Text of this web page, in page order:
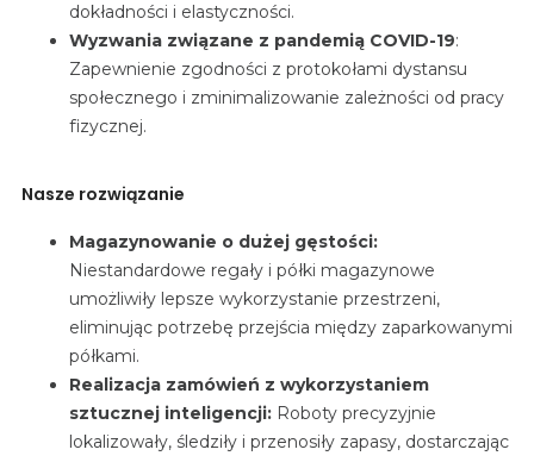
dokładności i elastyczności.
Wyzwania związane z pandemią COVID-19:
Zapewnienie zgodności z protokołami dystansu
społecznego i zminimalizowanie zależności od pracy
fizycznej.
Nasze rozwiązanie
Magazynowanie o dużej gęstości:
Niestandardowe regały i półki magazynowe
umożliwiły lepsze wykorzystanie przestrzeni,
eliminując potrzebę przejścia między zaparkowanymi
półkami.
Realizacja zamówień z wykorzystaniem
sztucznej inteligencji: Roboty precyzyjnie
lokalizowały, śledziły i przenosiły zapasy, dostarczając